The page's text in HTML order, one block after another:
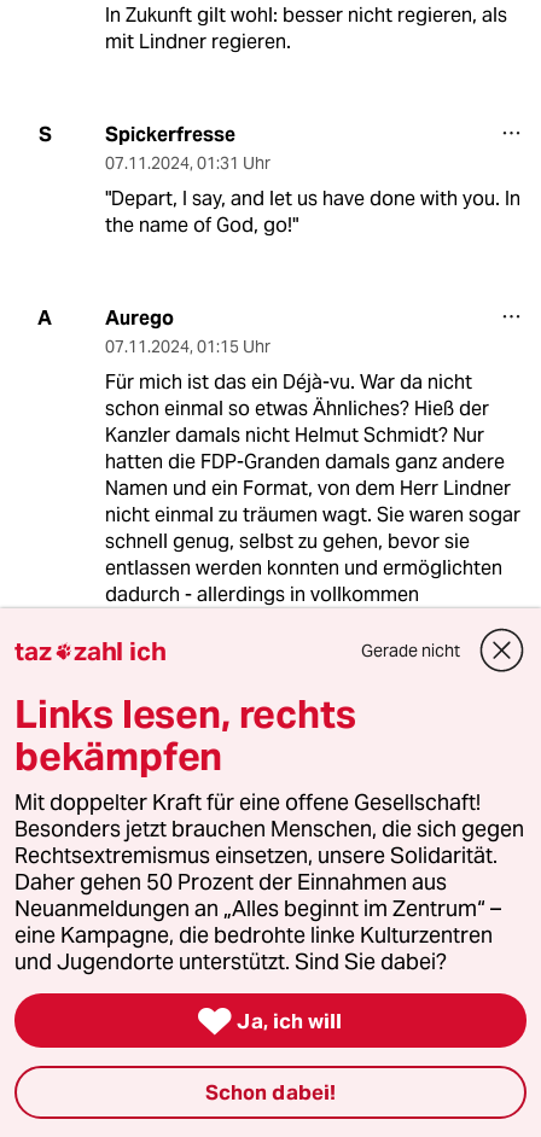
In Zukunft gilt wohl: besser nicht regieren, als
mit Lindner regieren.
S Spickerfresse
07.11.2024, 01:31 Uhr
"Depart, I say, and let us have done with you. In
the name of God, go!"
A Aurego
07.11.2024, 01:15 Uhr
Für mich ist das ein Déjà-vu. War da nicht
schon einmal so etwas Ähnliches? Hieß der
Kanzler damals nicht Helmut Schmidt? Nur
hatten die FDP-Granden damals ganz andere
Namen und ein Format, von dem Herr Lindner
nicht einmal zu träumen wagt. Sie waren sogar
schnell genug, selbst zu gehen, bevor sie
entlassen werden konnten und ermöglichten
dadurch - allerdings in vollkommen
Momente der deutschen
Nachkriegsgeschichte: Hans-Dietrich Genscher
auf dem Balkon der deutschen Botschaft in
Prag.
Nun, das werden wir mit Herrn Lindner wohl
nicht erleben. Es ist nicht unwahrscheinlich,
dass die FDP nach einer Neuwahl nicht mehr im
Bundestag vertreten ist und Herr Merz gewisse
Schwierigkeiten haben wird, eine Regierung zu
bilden.
Arno Dittmer
07.11.2024,07:12 Uhr
@Aurego:
Na, wenn Scholz einzig die
taz zahl ich Gerade nicht
Links lesen, rechts
bekämpfen
Mit doppelter Kraft für eine offene Gesellschaft!
Besonders jetzt brauchen Menschen, die sich gegen
Rechtsextremismus einsetzen, unsere Solidarität.
Daher gehen 50 Prozent der Einnahmen aus
Neuanmeldungen an „Alles beginnt im Zentrum“ –
eine Kampagne, die bedrohte linke Kulturzentren
und Jugendorte unterstützt. Sind Sie dabei?
 Ja, ich will
Schon dabei!